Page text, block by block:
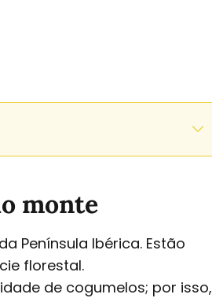
monte
Península Ibérica. Estão
florestal.
de cogumelos; por isso,